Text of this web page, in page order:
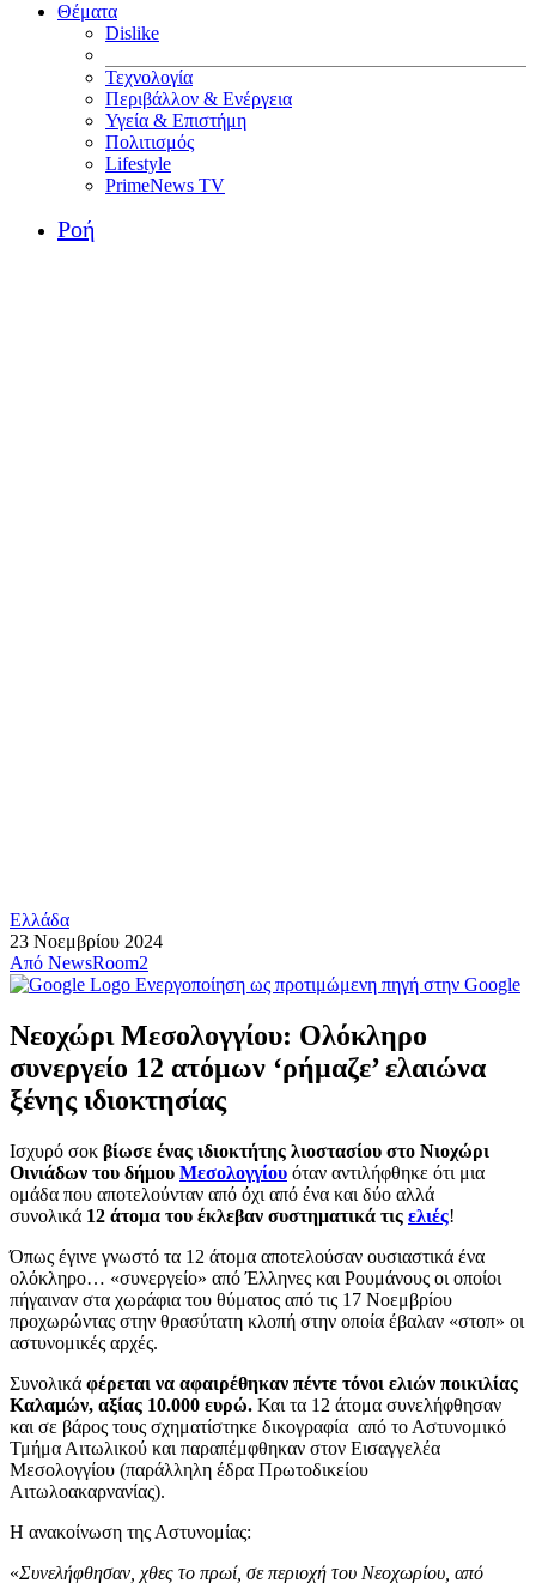
Θέματα
Dislike
Τεχνολογία
Περιβάλλον & Ενέργεια
Υγεία & Επιστήμη
Πολιτισμός
Lifestyle
PrimeNews TV
Ροή
Ελλάδα
23 Νοεμβρίου 2024
Από NewsRoom2
Ενεργοποίηση ως προτιμώμενη πηγή στην Google
Νεοχώρι Μεσολογγίου: Ολόκληρο
συνεργείο 12 ατόμων ‘ρήμαζε’ ελαιώνα
ξένης ιδιοκτησίας
Ισχυρό σοκ βίωσε ένας ιδιοκτήτης λιοστασίου στο Νιοχώρι
Οινιάδων του δήμου Μεσολογγίου όταν αντιλήφθηκε ότι μια
ομάδα που αποτελούνταν από όχι από ένα και δύο αλλά
συνολικά 12 άτομα του έκλεβαν συστηματικά τις ελιές!
Όπως έγινε γνωστό τα 12 άτομα αποτελούσαν ουσιαστικά ένα
ολόκληρο… «συνεργείο» από Έλληνες και Ρουμάνους οι οποίοι
πήγαιναν στα χωράφια του θύματος από τις 17 Νοεμβρίου
προχωρώντας στην θρασύτατη κλοπή στην οποία έβαλαν «στοπ» οι
αστυνομικές αρχές.
Συνολικά φέρεται να αφαιρέθηκαν πέντε τόνοι ελιών ποικιλίας
Καλαμών, αξίας 10.000 ευρώ. Και τα 12 άτομα συνελήφθησαν
και σε βάρος τους σχηματίστηκε δικογραφία από το Αστυνομικό
Τμήμα Αιτωλικού και παραπέμφθηκαν στον Εισαγγελέα
Μεσολογγίου (παράλληλη έδρα Πρωτοδικείου
Αιτωλοακαρνανίας).
Η ανακοίνωση της Αστυνομίας:
«Συνελήφθησαν, χθες το πρωί, σε περιοχή του Νεοχωρίου, από